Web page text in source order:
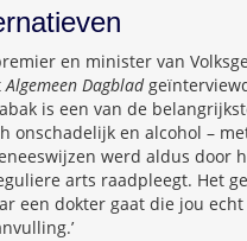
en minister van
Algemeen Dagblad
is een van de
onschadelijk en alcohol –
werd aldus door
arts raadpleegt. Het
een dokter gaat die jou